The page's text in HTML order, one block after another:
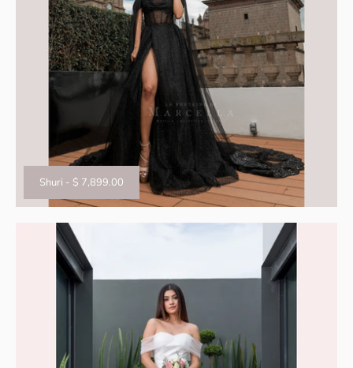
Shuri - $ 7,899.00